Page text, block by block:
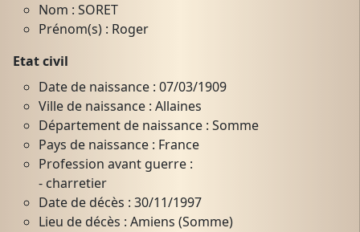
Nom : SORET
Prénom(s) : Roger
Etat civil
Date de naissance : 07/03/1909
Ville de naissance : Allaines
Département de naissance : Somme
Pays de naissance : France
Profession avant guerre :
- charretier
Date de décès : 30/11/1997
Lieu de décès : Amiens (Somme)